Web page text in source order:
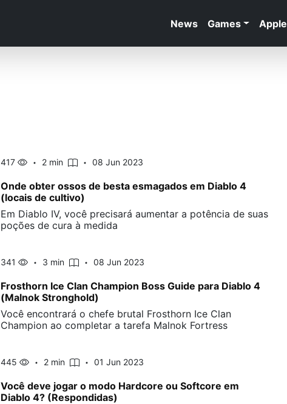
News Games Apple
417 2 min 08 Jun 2023
Onde obter ossos de besta esmagados em Diablo 4
(locais de cultivo)
Em Diablo IV, você precisará aumentar a potência de suas
poções de cura à medida
341 3 min 08 Jun 2023
Frosthorn Ice Clan Champion Boss Guide para Diablo 4
(Malnok Stronghold)
Você encontrará o chefe brutal Frosthorn Ice Clan
Champion ao completar a tarefa Malnok Fortress
445 2 min 01 Jun 2023
Você deve jogar o modo Hardcore ou Softcore em
Diablo 4? (Respondidas)